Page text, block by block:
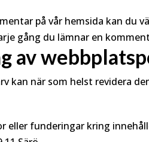
på vår hemsida kan
gång du lämnar en
av
kan när som helst revidera
eller funderingar kring